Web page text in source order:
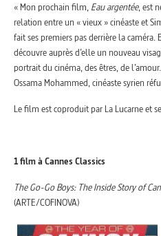
« Mon prochain film, Eau argentée, est
relation entre un « vieux » cinéaste et
fait ses premiers pas derrière la
découvre auprès d’elle un nouveau
portrait du cinéma, des êtres, de
Ossama Mohammed, cinéaste syrien
Le film est coproduit par La Lucarne et
1 film à Cannes Classics
The Go-Go Boys: The Inside Story of
(ARTE/COFINOVA)